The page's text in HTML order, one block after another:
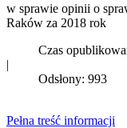
w sprawie opinii o
Raków za 2018 rok
Czas
|
Odsłony: 993
Pełna treść informacji